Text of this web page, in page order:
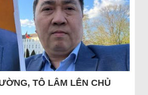
TÔ LÂM LÊN CHỦ